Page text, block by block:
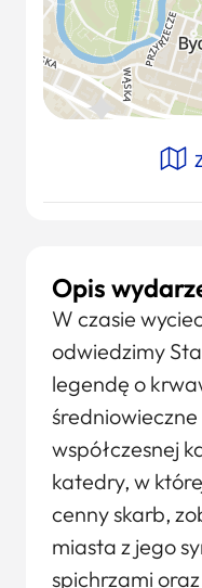
Opis
W czasie
odwiedzimy
legendę o
współczesnej
katedry, w
cenny skarb,
miasta z jego
spichrzami